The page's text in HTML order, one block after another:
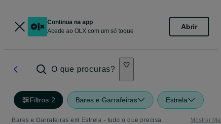
Continua na app
Acede ao OLX com um só toque
Abrir
O que procuras?
Filtros·2 Bares e Garrafeiras Estrela
Bares e Garrafeiras em Estrela - tudo o que precisa Mostrar